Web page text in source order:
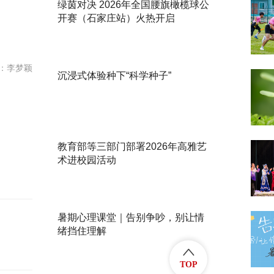
李梦颖
绿茵对决 2026年全国腰旗橄榄球公
开赛（石家庄站）火热开启
沉浸式体验种下“科学种子”
教育部等三部门部署2026年高雅艺
术进校园活动
暑期心理课堂｜告别争吵，别让情
绪挡住理解
TOP